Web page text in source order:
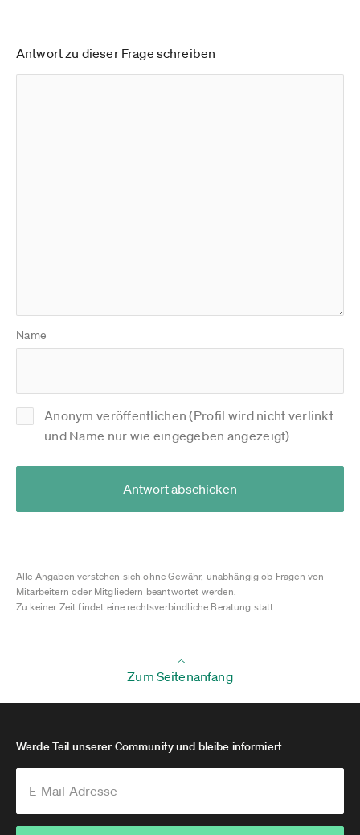
Antwort zu dieser Frage schreiben
Name
Anonym veröffentlichen (Profil wird nicht verlinkt
und Name nur wie eingegeben angezeigt)
Antwort abschicken
Alle Angaben verstehen sich ohne Gewähr, unabhängig ob Fragen von
Mitarbeitern oder Mitgliedern beantwortet werden.
Zu keiner Zeit findet eine rechtsverbindliche Beratung statt.
Zum Seitenanfang
Werde Teil unserer Community und bleibe informiert